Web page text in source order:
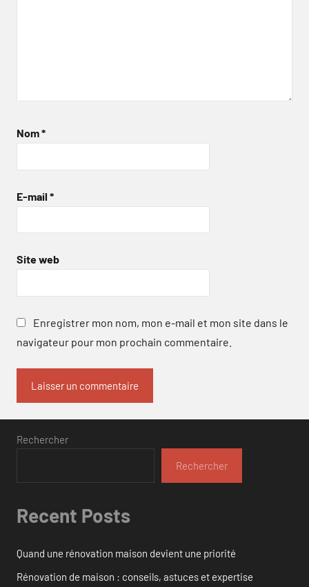
Nom*
E-mail *
Site web
Enregistrer mon nom, mon e-mail et mon site dans le
navigateur pour mon prochain commentaire.
Rechercher
Rechercher
Recent Posts
Quand une rénovation maison devient une priorité
Rénovation de maison : conseils, astuces et expertise